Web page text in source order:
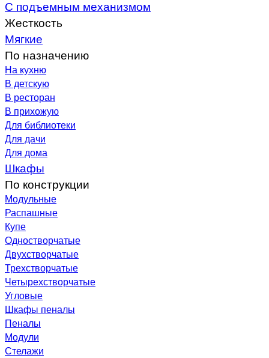
С подъемным механизмом
Жесткость
Мягкие
По назначению
На кухню
В детскую
В ресторан
В прихожую
Для библиотеки
Для дачи
Для дома
Шкафы
По конструкции
Модульные
Распашные
Купе
Одностворчатые
Двухстворчатые
Трехстворчатые
Четырехстворчатые
Угловые
Шкафы пеналы
Пеналы
Модули
Стелажи